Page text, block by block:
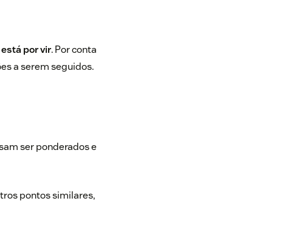
por vir. Por conta
a serem seguidos.
ser ponderados e
pontos similares,